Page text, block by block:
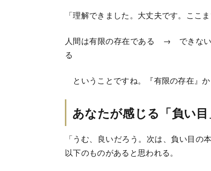
「理解できました。大丈夫です。ここ
人間は有限の存在である → でき
る
ということですね。『有限の存在』
あなたが感じる「負い
「うむ、良いだろう。次は、負い目
以下のものがあると思われる。